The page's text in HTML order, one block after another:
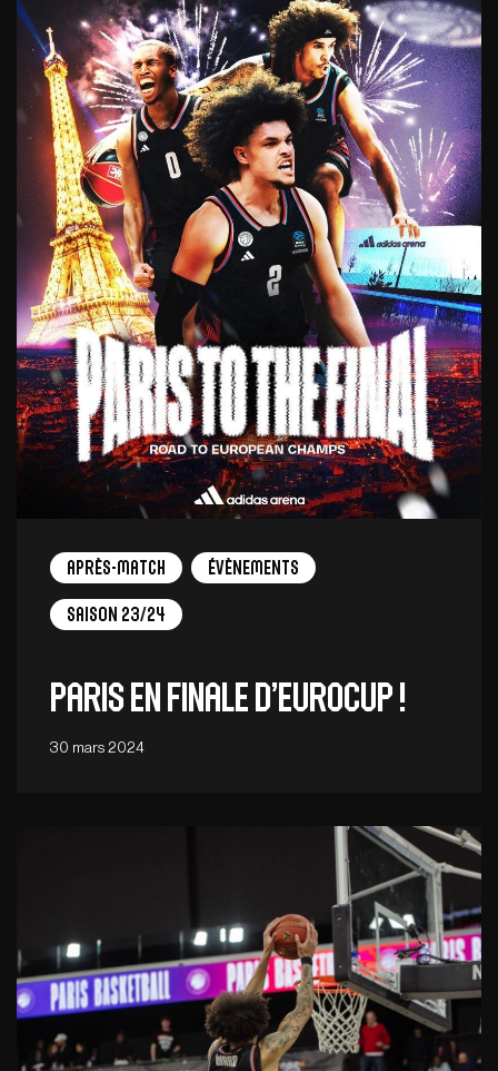
Après-match Évènements
Saison 23/24
Paris en finale d’EuroCup !
30 mars 2024